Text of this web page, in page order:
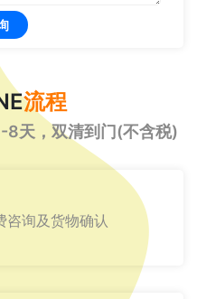
流程
8天，双清到门(不含税)
咨询及货物确认